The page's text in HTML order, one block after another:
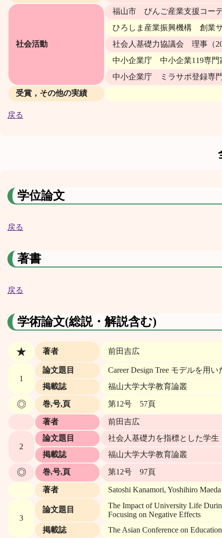
社会活動
福山市 びんご産業支援コー
ひろしま産業振興機構 創業
社会人基礎力協議会 理事（
中小企業庁 中小企業119専門
中小企業庁 ミラサポ登録専
受賞，その他の実績
戻る
学位論文
戻る
著書
戻る
学術論文(総説・解説含む)
★ 著者 前田吉広
1
論文題目
Career Design Tree モデルを用
掲載誌
福山大学大学教育論叢
◎ 巻,号,頁 第12号 57頁
著者 前田吉広
2
論文題目
社会人基礎力を指標とした学
掲載誌
福山大学大学教育論叢
◎ 巻,号,頁 第12号 97頁
著者 Satoshi Kanamori, Yoshihiro Maeda
3
論文題目
The Impact of University Life
Focusing on Negative Effects
掲載誌
The Asian Conference on